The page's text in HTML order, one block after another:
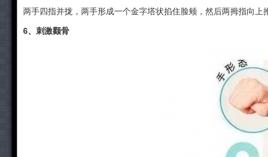
两手四指并拢，两手形成一个金字塔状掐住脸颊，然后两拇指向上
6、刺激颧骨